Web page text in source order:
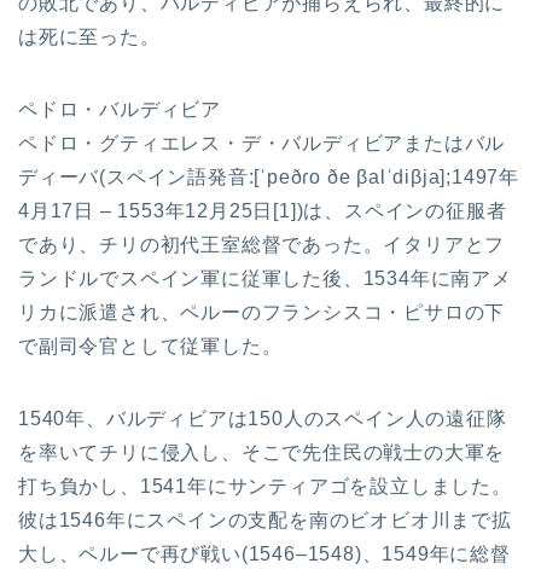
は死に至った。
ペドロ・バルディビア
ペドロ・グティエレス・デ・バルディビアまたはバル
ディーバ(スペイン語発音:[ˈpeðɾo ðe βalˈdiβja];1497年
4月17日 – 1553年12月25日[1])は、スペインの征服者
であり、チリの初代王室総督であった。イタリアとフ
ランドルでスペイン軍に従軍した後、1534年に南アメ
リカに派遣され、ペルーのフランシスコ・ピサロの下
で副司令官として従軍した。
1540年、バルディビアは150人のスペイン人の遠征隊
を率いてチリに侵入し、そこで先住民の戦士の大軍を
打ち負かし、1541年にサンティアゴを設立しました。
彼は1546年にスペインの支配を南のビオビオ川まで拡
大し、ペルーで再び戦い(1546–1548)、1549年に総督